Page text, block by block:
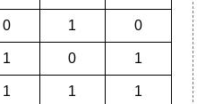
0 1 0
1 0 1
1 1 1